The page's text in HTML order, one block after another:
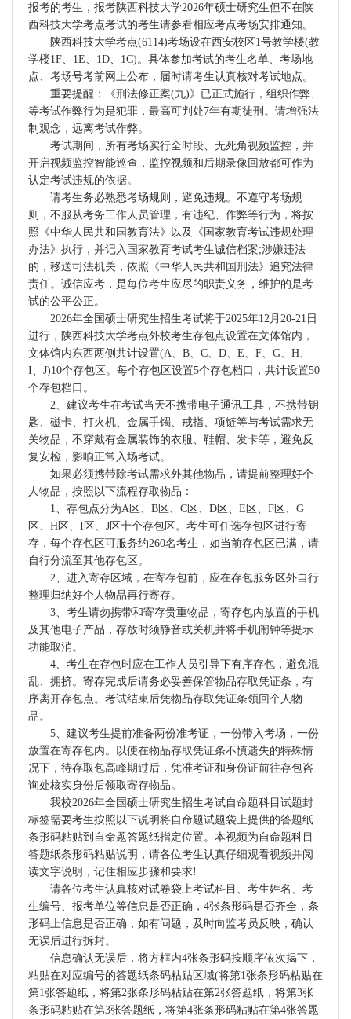
报考的考生，报考陕西科技大学2026年硕士研究生但不在陕
西科技大学考点考试的考生请参看相应考点考场安排通知。
陕西科技大学考点(6114)考场设在西安校区1号教学楼(教
学楼1F、1E、1D、1C)。具体参加考试的考生名单、考场地
点、考场号考前网上公布，届时请考生认真核对考试地点。
重要提醒：《刑法修正案(九)》已正式施行，组织作弊、
等考试作弊行为是犯罪，最高可判处7年有期徒刑。请增强法
制观念，远离考试作弊。
考试期间，所有考场实行全时段、无死角视频监控，并
开启视频监控智能巡查，监控视频和后期录像回放都可作为
认定考试违规的依据。
请考生务必熟悉考场规则，避免违规。不遵守考场规
则，不服从考务工作人员管理，有违纪、作弊等行为，将按
照《中华人民共和国教育法》以及《国家教育考试违规处理
办法》执行，并记入国家教育考试考生诚信档案;涉嫌违法
的，移送司法机关，依照《中华人民共和国刑法》追究法律
责任。诚信应考，是每位考生应尽的职责义务，维护的是考
试的公平公正。
2026年全国硕士研究生招生考试将于2025年12月20-21日
进行，陕西科技大学考点外校考生存包点设置在文体馆内，
文体馆内东西两侧共计设置(A、B、C、D、E、F、G、H、
I、J)10个存包区。每个存包区设置5个存包档口，共计设置50
个存包档口。
2、建议考生在考试当天不携带电子通讯工具，不携带钥
匙、磁卡、打火机、金属手镯、戒指、项链等与考试需求无
关物品，不穿戴有金属装饰的衣服、鞋帽、发卡等，避免反
复安检，影响正常入场考试。
如果必须携带除考试需求外其他物品，请提前整理好个
人物品，按照以下流程存取物品：
1、存包点分为A区、B区、C区、D区、E区、F区、G
区、H区、I区、J区十个存包区。考生可任选存包区进行寄
存，每个存包区可服务约260名考生，如当前存包区已满，请
自行分流至其他存包区。
2、进入寄存区域，在寄存包前，应在存包服务区外自行
整理归纳好个人物品再行寄存。
3、考生请勿携带和寄存贵重物品，寄存包内放置的手机
及其他电子产品，存放时须静音或关机并将手机闹钟等提示
功能取消。
4、考生在存包时应在工作人员引导下有序存包，避免混
乱、拥挤。寄存完成后请务必妥善保管物品存取凭证条，有
序离开存包点。考试结束后凭物品存取凭证条领回个人物
品。
5、建议考生提前准备两份准考证，一份带入考场，一份
放置在寄存包内。以便在物品存取凭证条不慎遗失的特殊情
况下，待存取包高峰期过后，凭准考证和身份证前往存包咨
询处核实身份后领取寄存物品。
我校2026年全国硕士研究生招生考试自命题科目试题封
标签需要考生按照以下说明将自命题试题袋上提供的答题纸
条形码粘贴到自命题答题纸指定位置。本视频为自命题科目
答题纸条形码粘贴说明，请各位考生认真仔细观看视频并阅
读文字说明，记住相应步骤和要求!
请各位考生认真核对试卷袋上考试科目、考生姓名、考
生编号、报考单位等信息是否正确，4张条形码是否齐全，条
形码上信息是否正确，如有问题，及时向监考员反映，确认
无误后进行拆封。
信息确认无误后，将方框内4张条形码按顺序依次揭下，
粘贴在对应编号的答题纸条码粘贴区域(将第1张条形码粘贴在
第1张答题纸，将第2张条形码粘贴在第2张答题纸，将第3张
条形码粘贴在第3张答题纸，将第4张条形码粘贴在第4张答题